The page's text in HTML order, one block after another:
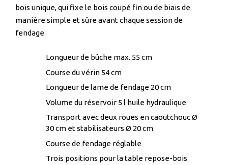
bois unique, qui fixe le bois coupé fin ou de biais de
manière simple et sûre avant chaque session de
fendage.
Longueur de bûche max. 55 cm
Course du vérin 54 cm
Longueur de lame de fendage 20 cm
Volume du réservoir 5 l huile hydraulique
Transport avec deux roues en caoutchouc Ø
30 cm et stabilisateurs Ø 20 cm
Course de fendage réglable
Trois positions pour la table repose-bois